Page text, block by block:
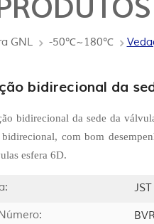
GNL -50℃~180℃
bidirecional da
bidirecional da sede da
bidirecional, com bom
esfera 6D.